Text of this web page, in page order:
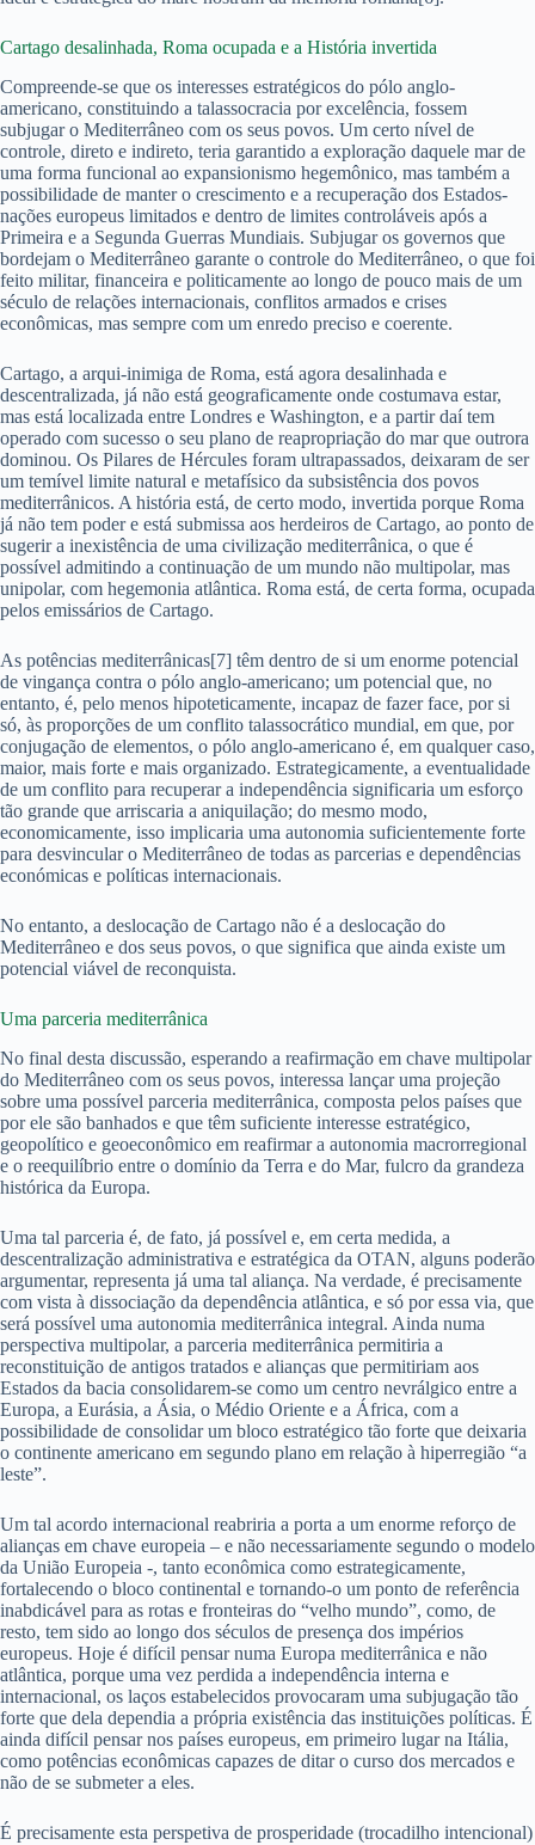
Cartago desalinhada, Roma ocupada e a História invertida
Compreende-se que os interesses estratégicos do pólo anglo-
americano, constituindo a talassocracia por excelência, fossem
subjugar o Mediterrâneo com os seus povos. Um certo nível de
controle, direto e indireto, teria garantido a exploração daquele mar de
uma forma funcional ao expansionismo hegemônico, mas também a
possibilidade de manter o crescimento e a recuperação dos Estados-
nações europeus limitados e dentro de limites controláveis após a
Primeira e a Segunda Guerras Mundiais. Subjugar os governos que
bordejam o Mediterrâneo garante o controle do Mediterrâneo, o que foi
feito militar, financeira e politicamente ao longo de pouco mais de um
século de relações internacionais, conflitos armados e crises
econômicas, mas sempre com um enredo preciso e coerente.
Cartago, a arqui-inimiga de Roma, está agora desalinhada e
descentralizada, já não está geograficamente onde costumava estar,
mas está localizada entre Londres e Washington, e a partir daí tem
operado com sucesso o seu plano de reapropriação do mar que outrora
dominou. Os Pilares de Hércules foram ultrapassados, deixaram de ser
um temível limite natural e metafísico da subsistência dos povos
mediterrânicos. A história está, de certo modo, invertida porque Roma
já não tem poder e está submissa aos herdeiros de Cartago, ao ponto de
sugerir a inexistência de uma civilização mediterrânica, o que é
possível admitindo a continuação de um mundo não multipolar, mas
unipolar, com hegemonia atlântica. Roma está, de certa forma, ocupada
pelos emissários de Cartago.
As potências mediterrânicas[7] têm dentro de si um enorme potencial
de vingança contra o pólo anglo-americano; um potencial que, no
entanto, é, pelo menos hipoteticamente, incapaz de fazer face, por si
só, às proporções de um conflito talassocrático mundial, em que, por
conjugação de elementos, o pólo anglo-americano é, em qualquer caso,
maior, mais forte e mais organizado. Estrategicamente, a eventualidade
de um conflito para recuperar a independência significaria um esforço
tão grande que arriscaria a aniquilação; do mesmo modo,
economicamente, isso implicaria uma autonomia suficientemente forte
para desvincular o Mediterrâneo de todas as parcerias e dependências
económicas e políticas internacionais.
No entanto, a deslocação de Cartago não é a deslocação do
Mediterrâneo e dos seus povos, o que significa que ainda existe um
potencial viável de reconquista.
Uma parceria mediterrânica
No final desta discussão, esperando a reafirmação em chave multipolar
do Mediterrâneo com os seus povos, interessa lançar uma projeção
sobre uma possível parceria mediterrânica, composta pelos países que
por ele são banhados e que têm suficiente interesse estratégico,
geopolítico e geoeconômico em reafirmar a autonomia macrorregional
e o reequilíbrio entre o domínio da Terra e do Mar, fulcro da grandeza
histórica da Europa.
Uma tal parceria é, de fato, já possível e, em certa medida, a
descentralização administrativa e estratégica da OTAN, alguns poderão
argumentar, representa já uma tal aliança. Na verdade, é precisamente
com vista à dissociação da dependência atlântica, e só por essa via, que
será possível uma autonomia mediterrânica integral. Ainda numa
perspectiva multipolar, a parceria mediterrânica permitiria a
reconstituição de antigos tratados e alianças que permitiriam aos
Estados da bacia consolidarem-se como um centro nevrálgico entre a
Europa, a Eurásia, a Ásia, o Médio Oriente e a África, com a
possibilidade de consolidar um bloco estratégico tão forte que deixaria
o continente americano em segundo plano em relação à hiperregião “a
leste”.
Um tal acordo internacional reabriria a porta a um enorme reforço de
alianças em chave europeia – e não necessariamente segundo o modelo
da União Europeia -, tanto econômica como estrategicamente,
fortalecendo o bloco continental e tornando-o um ponto de referência
inabdicável para as rotas e fronteiras do “velho mundo”, como, de
resto, tem sido ao longo dos séculos de presença dos impérios
europeus. Hoje é difícil pensar numa Europa mediterrânica e não
atlântica, porque uma vez perdida a independência interna e
internacional, os laços estabelecidos provocaram uma subjugação tão
forte que dela dependia a própria existência das instituições políticas. É
ainda difícil pensar nos países europeus, em primeiro lugar na Itália,
como potências econômicas capazes de ditar o curso dos mercados e
não de se submeter a eles.
É precisamente esta perspetiva de prosperidade (trocadilho intencional)